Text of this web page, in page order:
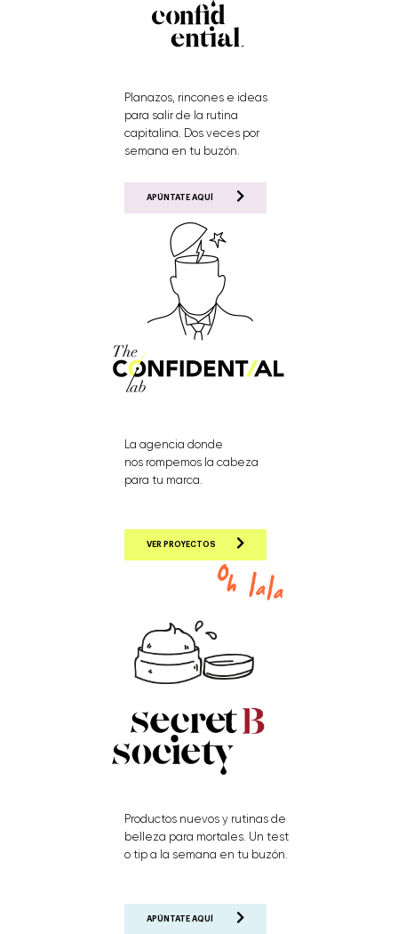
Planazos, rincones e ideas
para salir de la rutina
capitalina. Dos veces por
semana en tu buzón.
APÚNTATE AQUÍ
La agencia donde
nos rompemos la cabeza
para tu marca.
VER PROYECTOS
Productos nuevos y rutinas de
belleza para mortales. Un test
o tip a la semana en tu buzón.
APÚNTATE AQUÍ